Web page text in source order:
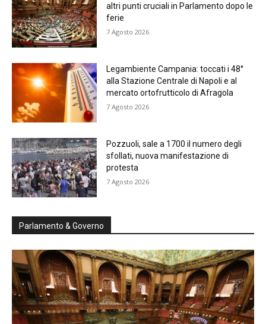
altri punti cruciali in Parlamento dopo le
ferie
7 Agosto 2026
Legambiente Campania: toccati i 48°
alla Stazione Centrale di Napoli e al
mercato ortofrutticolo di Afragola
7 Agosto 2026
Pozzuoli, sale a 1700 il numero degli
sfollati, nuova manifestazione di
protesta
7 Agosto 2026
Parlamento & Governo